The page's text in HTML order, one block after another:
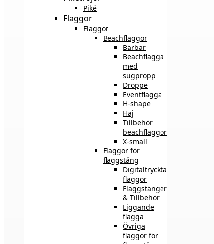
Piké
Flaggor
Flaggor
Beachflaggor
Bärbar
Beachflagga
med
sugpropp
Droppe
Eventflagga
H-shape
Haj
Tillbehör
beachflaggor
X-small
Flaggor för
flaggstång
Digitaltryckta
flaggor
Flaggstänger
& Tillbehör
Liggande
flagga
Övriga
flaggor för